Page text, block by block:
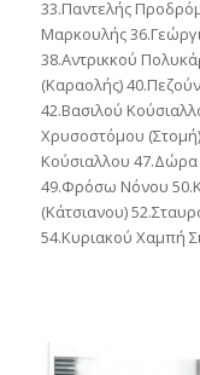
33.Παντελής
Μαρκουλής
38.Αντρικκού
(Καραολής)
42.Βασιλού
Χρυσοστόμου
Κούσιαλλου
49.Φρόσω Νόνου
(Κάτσιανου)
54.Κυριακού Χαμπή